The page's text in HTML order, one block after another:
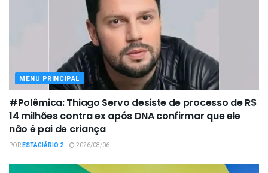
MENU PRINCIPAL
#Polêmica: Thiago Servo desiste de processo de R$
14 milhões contra ex após DNA confirmar que ele
não é pai de criança
PORESTAGIÁRIO 2 2026/08/06